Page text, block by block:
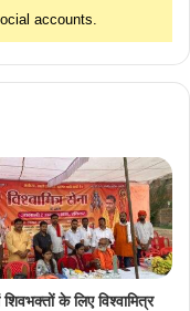
accounts.
के लिए विश्वामित्र